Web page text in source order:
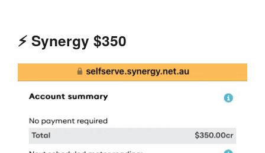
⚡️ Synergy $350